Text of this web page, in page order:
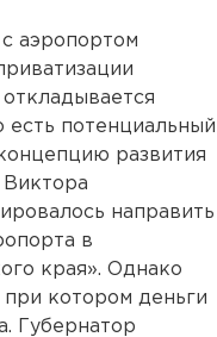
аэропортом
есть потенциальный
развития
Виктора
направить
в
края». Однако
котором деньги
Губернатор